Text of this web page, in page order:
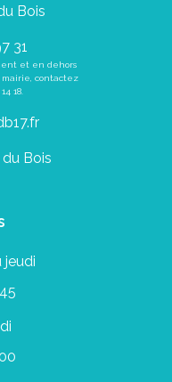
Bois
31
et en dehors
mairie, contactez
18.
Bois
jeudi